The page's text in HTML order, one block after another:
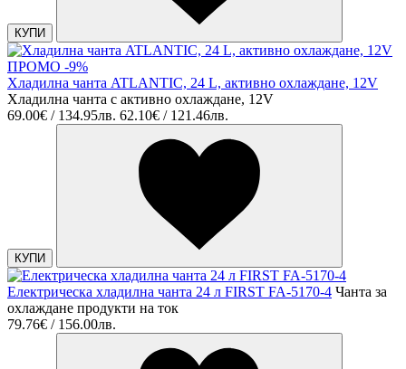
КУПИ
ПРОМО -9%
Хладилна чанта ATLANTIC, 24 L, активно охлаждане, 12V
Хладилна чанта с активно охлаждане, 12V
69.00€ / 134.95лв. 62.10€ / 121.46лв.
КУПИ
Електрическа хладилна чанта 24 л FIRST FA-5170-4 Чанта за
охлаждане продукти на ток
79.76€ / 156.00лв.